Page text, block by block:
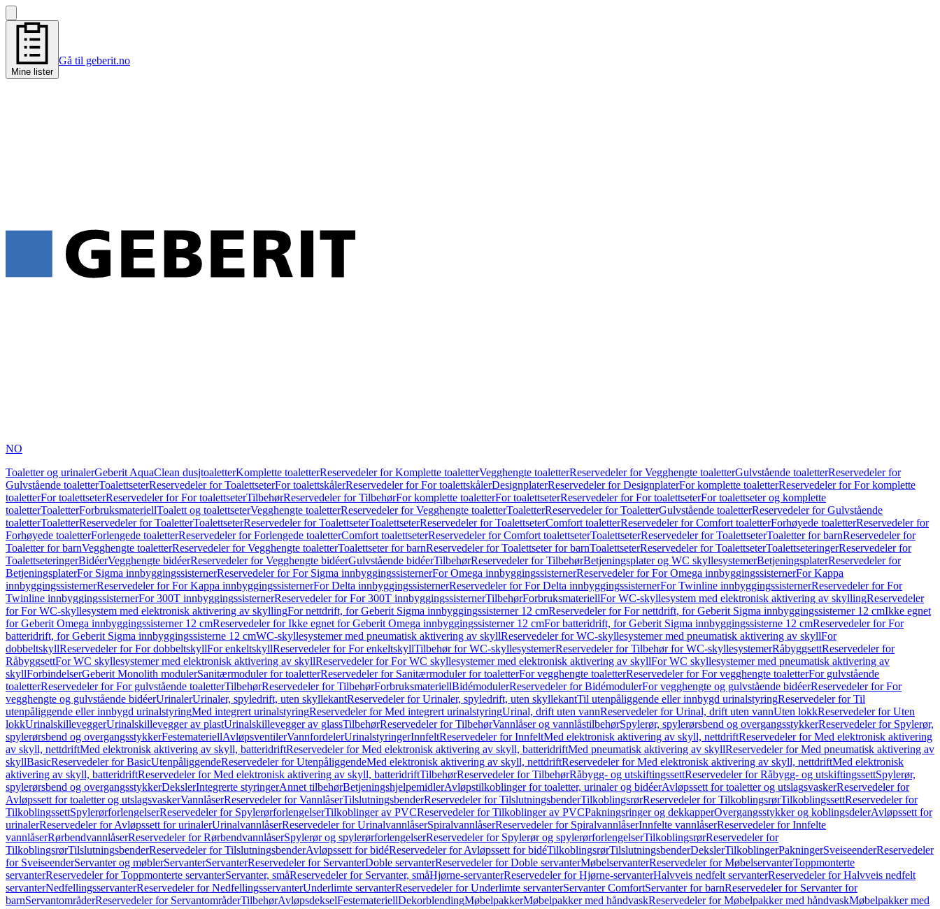
Mine lister
Gå til geberit.no
NO
Toaletter og urinalerGeberit AquaClean dusjtoaletterKomplette toaletterReservedeler for Komplette toaletterVegghengte toaletterReservedeler for Vegghengte toaletterGulvstående toaletterReservedeler for
Gulvstående toaletterToalettseterReservedeler for ToalettseterFor toalettskålerReservedeler for For toalettskålerDesignplaterReservedeler for DesignplaterFor komplette toaletterReservedeler for For komplette
toaletterFor toalettseterReservedeler for For toalettseterTilbehørReservedeler for TilbehørFor komplette toaletterFor toalettseterReservedeler for For toalettseterFor toalettseter og komplette
toaletterToaletterForbruksmateriellToalett og toalettseterVegghengte toaletterReservedeler for Vegghengte toaletterToaletterReservedeler for ToaletterGulvstående toaletterReservedeler for Gulvstående
toaletterToaletterReservedeler for ToaletterToalettseterReservedeler for ToalettseterToalettseterReservedeler for ToalettseterComfort toaletterReservedeler for Comfort toaletterForhøyede toaletterReservedeler for
Forhøyede toaletterForlengede toaletterReservedeler for Forlengede toaletterComfort toalettseterReservedeler for Comfort toalettseterToalettseterReservedeler for ToalettseterToaletter for barnReservedeler for
Toaletter for barnVegghengte toaletterReservedeler for Vegghengte toaletterToalettseter for barnReservedeler for Toalettseter for barnToalettseterReservedeler for ToalettseterToalettseteringerReservedeler for
ToalettseteringerBidéerVegghengte bidéerReservedeler for Vegghengte bidéerGulvstående bidéerTilbehørReservedeler for TilbehørBetjeningsplater og WC skyllesystemerBetjeningsplaterReservedeler for
BetjeningsplaterFor Sigma innbyggingssisternerReservedeler for For Sigma innbyggingssisternerFor Omega innbyggingssisternerReservedeler for For Omega innbyggingssisternerFor Kappa
innbyggingssisternerReservedeler for For Kappa innbyggingssisternerFor Delta innbyggingssisternerReservedeler for For Delta innbyggingssisternerFor Twinline innbyggingssisternerReservedeler for For
Twinline innbyggingssisternerFor 300T innbyggingssisternerReservedeler for For 300T innbyggingssisternerTilbehørForbruksmateriellFor WC-skyllesystem med elektronisk aktivering av skyllingReservedeler
for For WC-skyllesystem med elektronisk aktivering av skyllingFor nettdrift, for Geberit Sigma innbyggingssisterner 12 cmReservedeler for For nettdrift, for Geberit Sigma innbyggingssisterner 12 cmIkke egnet
for Geberit Omega innbyggingssisterner 12 cmReservedeler for Ikke egnet for Geberit Omega innbyggingssisterner 12 cmFor batteridrift, for Geberit Sigma innbyggingssisterne 12 cmReservedeler for For
batteridrift, for Geberit Sigma innbyggingssisterne 12 cmWC-skyllesystemer med pneumatisk aktivering av skyllReservedeler for WC-skyllesystemer med pneumatisk aktivering av skyllFor
dobbeltskyllReservedeler for For dobbeltskyllFor enkeltskyllReservedeler for For enkeltskyllTilbehør for WC-skyllesystemerReservedeler for Tilbehør for WC-skyllesystemerRåbyggsettReservedeler for
RåbyggsettFor WC skyllesystemer med elektronisk aktivering av skyllReservedeler for For WC skyllesystemer med elektronisk aktivering av skyllFor WC skyllesystemer med pneumatisk aktivering av
skyllForbindelserGeberit Monolith modulerSanitærmoduler for toaletterReservedeler for Sanitærmoduler for toaletterFor vegghengte toaletterReservedeler for For vegghengte toaletterFor gulvstående
toaletterReservedeler for For gulvstående toaletterTilbehørReservedeler for TilbehørForbruksmateriellBidémodulerReservedeler for BidémodulerFor vegghengte og gulvstående bidéerReservedeler for For
vegghengte og gulvstående bidéerUrinalerUrinaler, spyledrift, uten skyllekantReservedeler for Urinaler, spyledrift, uten skyllekantTil utenpåliggende eller innbygd urinalstyringReservedeler for Til
utenpåliggende eller innbygd urinalstyringMed integrert urinalstyringReservedeler for Med integrert urinalstyringUrinal, drift uten vannReservedeler for Urinal, drift uten vannUten lokkReservedeler for Uten
lokkUrinalskilleveggerUrinalskillevegger av plastUrinalskillevegger av glassTilbehørReservedeler for TilbehørVannlåser og vannlåstilbehørSpylerør, spylerørsbend og overgangsstykkerReservedeler for Spylerør,
spylerørsbend og overgangsstykkerFestemateriellAvløpsventilerVannfordelerUrinalstyringerInnfeltReservedeler for InnfeltMed elektronisk aktivering av skyll, nettdriftReservedeler for Med elektronisk aktivering
av skyll, nettdriftMed elektronisk aktivering av skyll, batteridriftReservedeler for Med elektronisk aktivering av skyll, batteridriftMed pneumatisk aktivering av skyllReservedeler for Med pneumatisk aktivering av
skyllBasicReservedeler for BasicUtenpåliggendeReservedeler for UtenpåliggendeMed elektronisk aktivering av skyll, nettdriftReservedeler for Med elektronisk aktivering av skyll, nettdriftMed elektronisk
aktivering av skyll, batteridriftReservedeler for Med elektronisk aktivering av skyll, batteridriftTilbehørReservedeler for TilbehørRåbygg- og utskiftingssettReservedeler for Råbygg- og utskiftingssettSpylerør,
spylerørsbend og overgangsstykkerDekslerIntegrerte styringerAnnet tilbehørBetjeningshjelpemidlerAvløpstilkoblinger for toaletter, urinaler og bidéerAvløpssett for toaletter og utslagsvaskerReservedeler for
Avløpssett for toaletter og utslagsvaskerVannlåserReservedeler for VannlåserTilslutningsbenderReservedeler for TilslutningsbenderTilkoblingsrørReservedeler for TilkoblingsrørTilkoblingssettReservedeler for
TilkoblingssettSpylerørforlengelserReservedeler for SpylerørforlengelserTilkoblinger av PVCReservedeler for Tilkoblinger av PVCPakningsringer og dekkapperOvergangsstykker og koblingsdelerAvløpssett for
urinalerReservedeler for Avløpssett for urinalerUrinalvannlåserReservedeler for UrinalvannlåserSpiralvannlåserReservedeler for SpiralvannlåserInnfelte vannlåserReservedeler for Innfelte
vannlåserRørbendvannlåserReservedeler for RørbendvannlåserSpylerør og spylerørforlengelserReservedeler for Spylerør og spylerørforlengelserTilkoblingsrørReservedeler for
TilkoblingsrørTilslutningsbenderReservedeler for TilslutningsbenderAvløpssett for bidéReservedeler for Avløpssett for bidéTilkoblingsrørTilslutningsbenderDekslerTilkoblingerPakningerSveiseenderReservedeler
for SveiseenderServanter og møblerServanterServanterReservedeler for ServanterDoble servanterReservedeler for Doble servanterMøbelservanterReservedeler for MøbelservanterToppmonterte
servanterReservedeler for Toppmonterte servanterServanter, småReservedeler for Servanter, småHjørne-servanterReservedeler for Hjørne-servanterHalvveis nedfelt servanterReservedeler for Halvveis nedfelt
servanterNedfellingsservanterReservedeler for NedfellingsservanterUnderlimte servanterReservedeler for Underlimte servanterServanter ComfortServanter for barnReservedeler for Servanter for
barnServantområderReservedeler for ServantområderTilbehørAvløpsdekselFestemateriellDekorblendingMøbelpakkerMøbelpakker med håndvaskReservedeler for Møbelpakker med håndvaskMøbelpakker med